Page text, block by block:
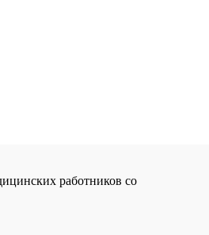
работников со